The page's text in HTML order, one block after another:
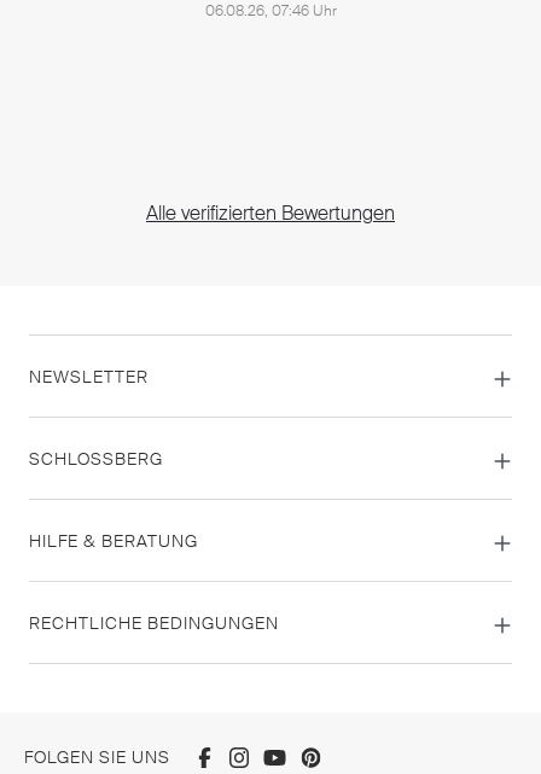
06.08.26, 07:46 Uhr
Alle verifizierten Bewertungen
NEWSLETTER
SCHLOSSBERG
HILFE & BERATUNG
RECHTLICHE BEDINGUNGEN
FOLGEN SIE UNS